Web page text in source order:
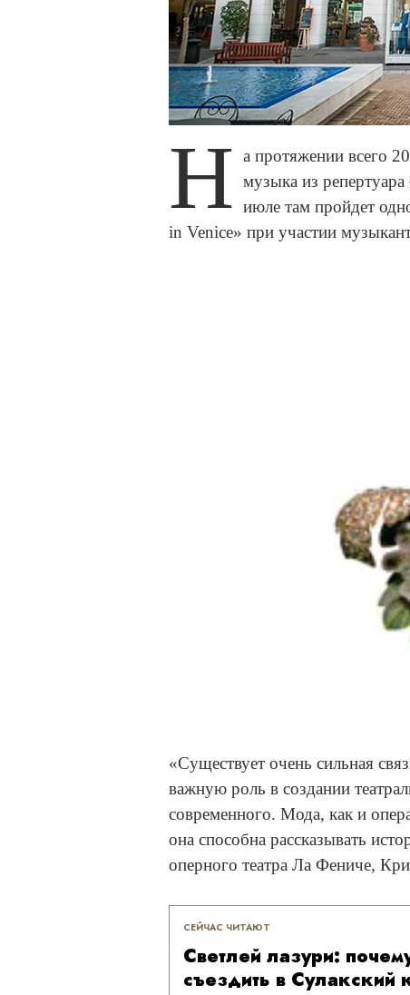
Н а протяжении всего
музыка из
июле там пройдет
in Venice» при участии
«Существует очень сильная
важную роль в создании
современного. Мода, как и
она способна рассказывать
оперного театра Ла Фениче,
СЕЙЧАС ЧИТАЮТ
Светлей лазури:
съездить в Сулакский